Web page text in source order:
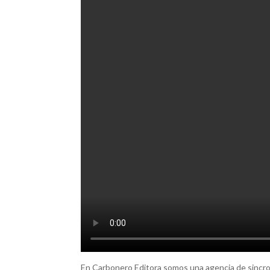
En Carbonero Editora somos una agencia de